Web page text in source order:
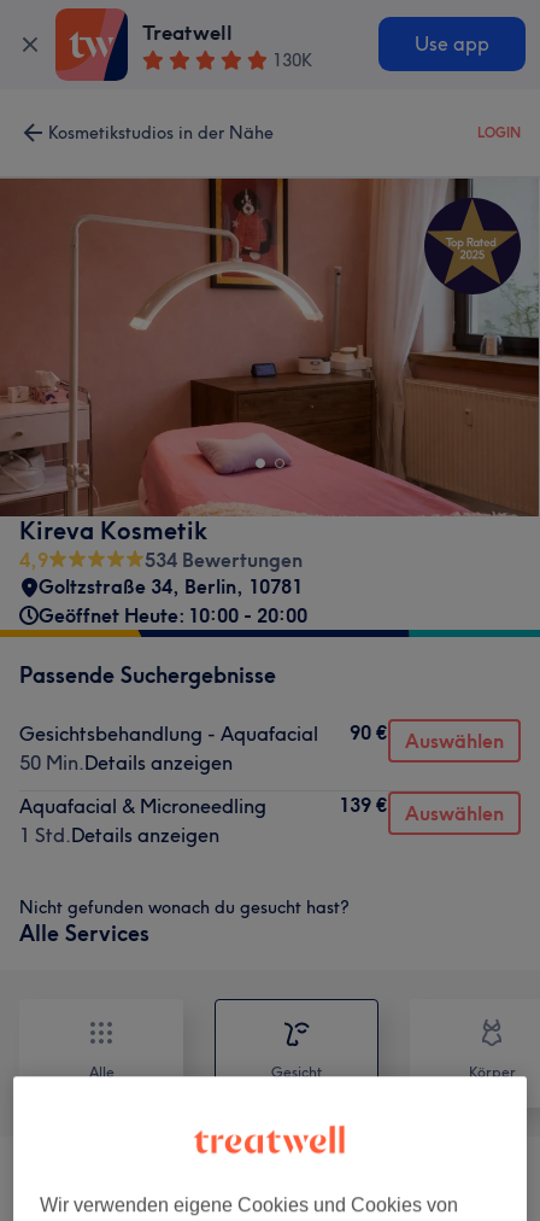
Treatwell
130K
Use app
Kosmetikstudios in der Nähe LOGIN
Kireva Kosmetik
4,9
534 Bewertungen
Goltzstraße 34, Berlin, 10781
Geöffnet Heute: 10:00 - 20:00
Passende Suchergebnisse
Gesichtsbehandlung - Aquafacial
50 Min.Details anzeigen
90 € Auswählen
Aquafacial & Microneedling
1 Std.Details anzeigen
139 € Auswählen
Nicht gefunden wonach du gesucht hast?
Alle Services
Alle Gesicht Körper
Wir verwenden eigene Cookies und Cookies von